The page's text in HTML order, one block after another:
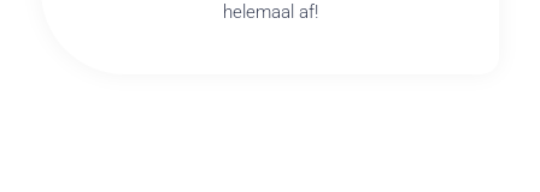
helemaal af!